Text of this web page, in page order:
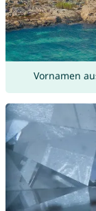
Vornamen